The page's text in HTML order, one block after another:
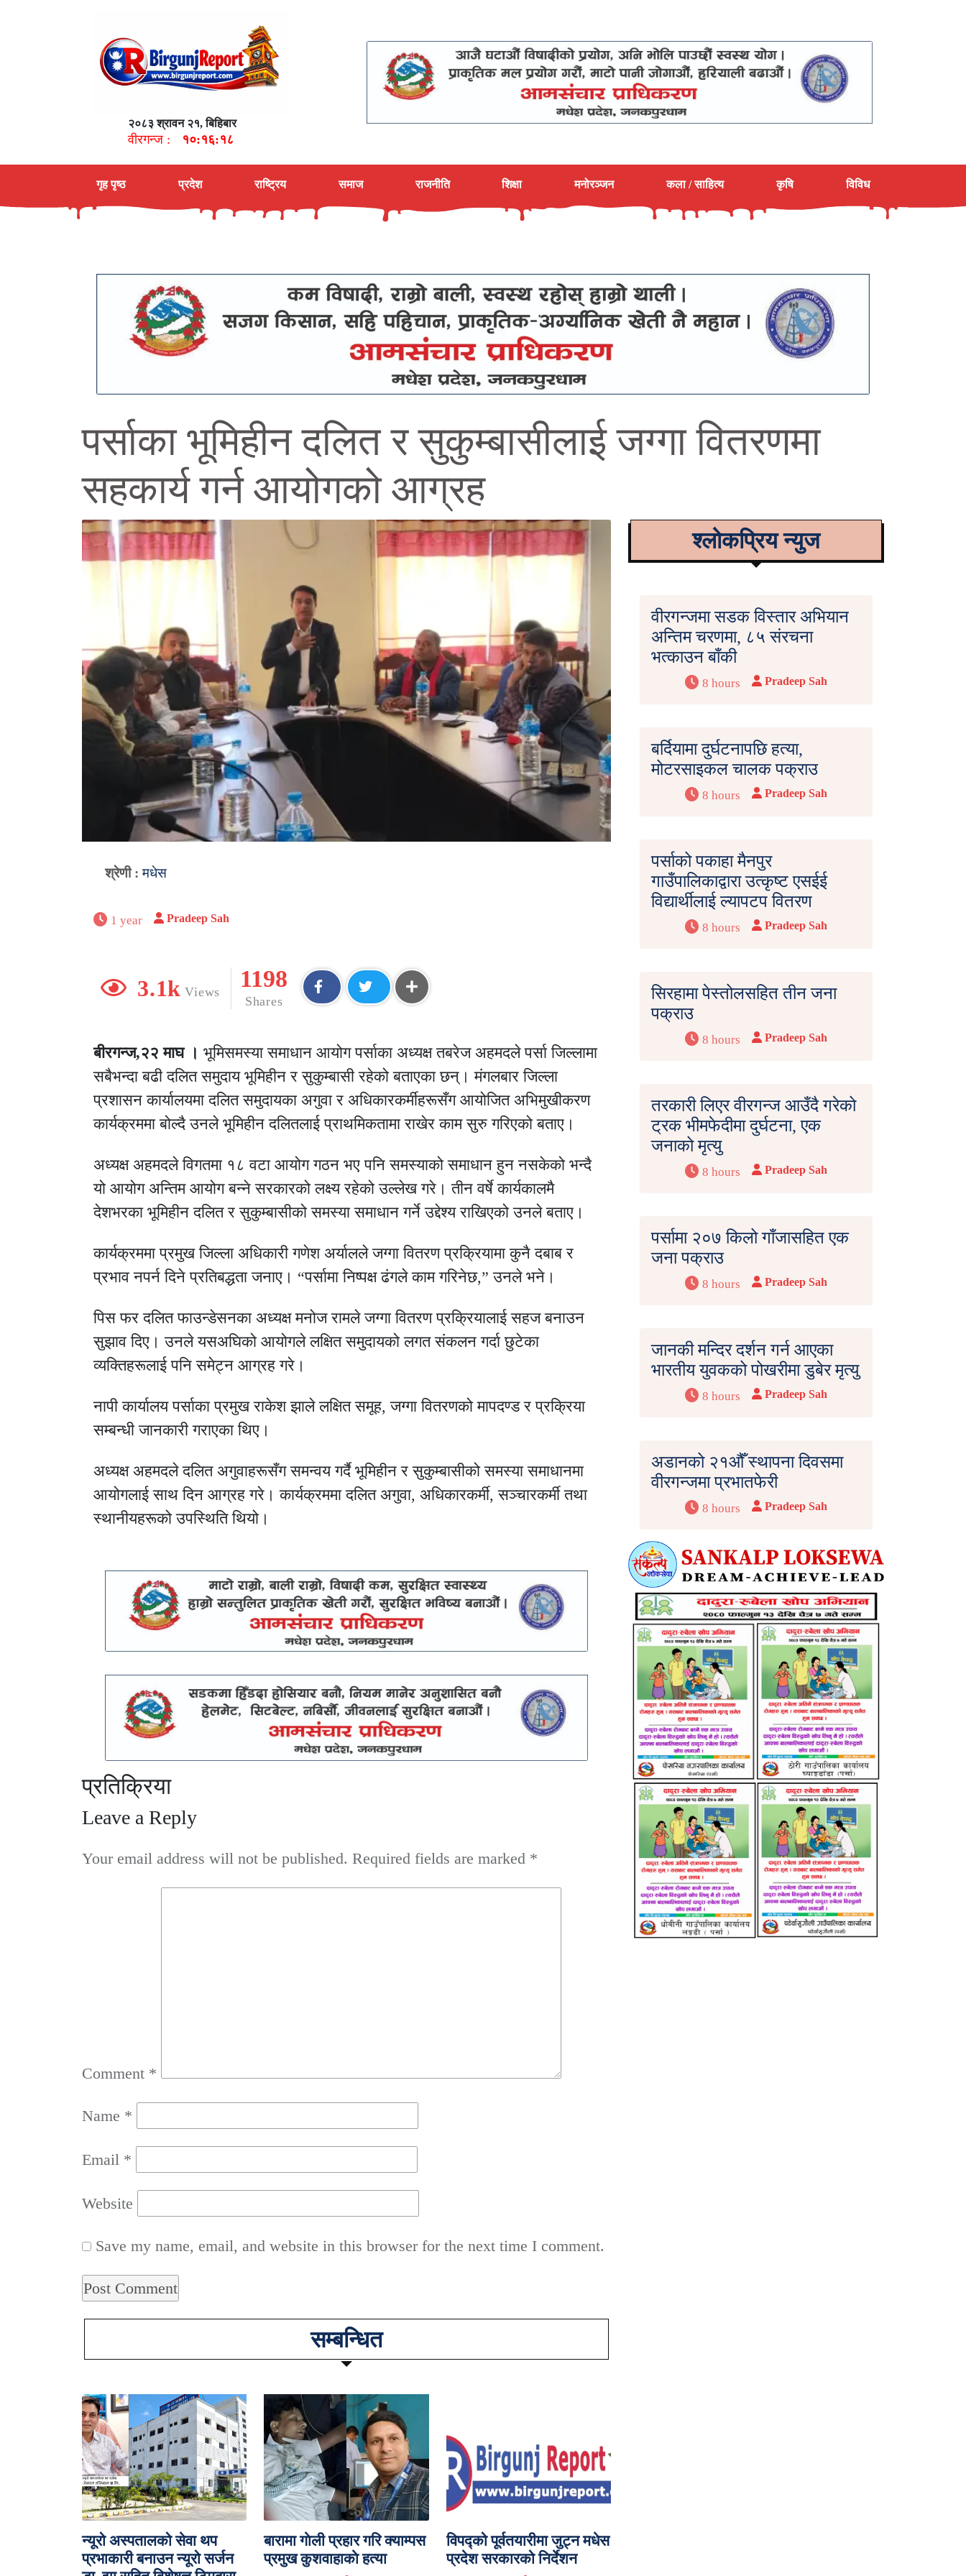
२०८३ श्रावन २१, बिहिबार
वीरगन्ज : १०:१६:१९
गृह पृष्ठ प्रदेश राष्ट्रिय समाज राजनीति शिक्षा मनोरञ्जन कला / साहित्य कृषि विविध
पर्साका भूमिहीन दलित र सुकुम्बासीलाई जग्गा वितरणमा
सहकार्य गर्न आयोगको आग्रह
श्रेणी :मधेस
1 year Pradeep Sah
3.1k Views
1198
Shares
बीरगन्ज,२२ माघ । भूमिसमस्या समाधान आयोग पर्साका अध्यक्ष तबरेज अहमदले पर्सा जिल्लामा
सबैभन्दा बढी दलित समुदाय भूमिहीन र सुकुम्बासी रहेको बताएका छन्। मंगलबार जिल्ला
प्रशासन कार्यालयमा दलित समुदायका अगुवा र अधिकारकर्मीहरूसँग आयोजित अभिमुखीकरण
कार्यक्रममा बोल्दै उनले भूमिहीन दलितलाई प्राथमिकतामा राखेर काम सुरु गरिएको बताए।
अध्यक्ष अहमदले विगतमा १८ वटा आयोग गठन भए पनि समस्याको समाधान हुन नसकेको भन्दै
यो आयोग अन्तिम आयोग बन्ने सरकारको लक्ष्य रहेको उल्लेख गरे। तीन वर्षे कार्यकालमै
देशभरका भूमिहीन दलित र सुकुम्बासीको समस्या समाधान गर्ने उद्देश्य राखिएको उनले बताए।
कार्यक्रममा प्रमुख जिल्ला अधिकारी गणेश अर्यालले जग्गा वितरण प्रक्रियामा कुनै दबाब र
प्रभाव नपर्न दिने प्रतिबद्धता जनाए। “पर्सामा निष्पक्ष ढंगले काम गरिनेछ,” उनले भने।
पिस फर दलित फाउन्डेसनका अध्यक्ष मनोज रामले जग्गा वितरण प्रक्रियालाई सहज बनाउन
सुझाव दिए। उनले यसअघिको आयोगले लक्षित समुदायको लगत संकलन गर्दा छुटेका
व्यक्तिहरूलाई पनि समेट्न आग्रह गरे।
नापी कार्यालय पर्साका प्रमुख राकेश झाले लक्षित समूह, जग्गा वितरणको मापदण्ड र प्रक्रिया
सम्बन्धी जानकारी गराएका थिए।
अध्यक्ष अहमदले दलित अगुवाहरूसँग समन्वय गर्दै भूमिहीन र सुकुम्बासीको समस्या समाधानमा
आयोगलाई साथ दिन आग्रह गरे। कार्यक्रममा दलित अगुवा, अधिकारकर्मी, सञ्चारकर्मी तथा
स्थानीयहरूको उपस्थिति थियो।
प्रतिक्रिया
Leave a Reply
Your email address will not be published. Required fields are marked *
Comment *
Name *
Email *
Website
Save my name, email, and website in this browser for the next time I comment.
सम्बन्धित
न्यूरो अस्पतालको सेवा थप
प्रभाकारी बनाउन न्यूरो सर्जन
बारामा गाेली प्रहार गरि क्याम्पस
प्रमुख कुशवाहाकाे हत्या
विपद्को पूर्वतयारीमा जुट्न मधेस
प्रदेश सरकारको निर्देशन
श्लोकप्रिय न्युज
वीरगन्जमा सडक विस्तार अभियान
अन्तिम चरणमा, ८५ संरचना
भत्काउन बाँकी
8 hours Pradeep Sah
बर्दियामा दुर्घटनापछि हत्या,
मोटरसाइकल चालक पक्राउ
8 hours Pradeep Sah
पर्साको पकाहा मैनपुर
गाउँपालिकाद्वारा उत्कृष्ट एसईई
विद्यार्थीलाई ल्यापटप वितरण
8 hours Pradeep Sah
सिरहामा पेस्तोलसहित तीन जना
पक्राउ
8 hours Pradeep Sah
तरकारी लिएर वीरगन्ज आउँदै गरेको
ट्रक भीमफेदीमा दुर्घटना, एक
जनाको मृत्यु
8 hours Pradeep Sah
पर्सामा २०७ किलो गाँजासहित एक
जना पक्राउ
8 hours Pradeep Sah
जानकी मन्दिर दर्शन गर्न आएका
भारतीय युवकको पोखरीमा डुबेर मृत्यु
8 hours Pradeep Sah
अडानको २१औँ स्थापना दिवसमा
वीरगन्जमा प्रभातफेरी
8 hours Pradeep Sah